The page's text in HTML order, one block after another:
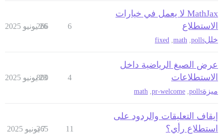
MathJax لا يعمل في خيارات
الاستطلاع
خللpolls
math
fixed
6
266
26 يونيو 2025
عرض الصيغ الرياضية داخل
الاستطلاعات
ميزةpolls
pr-welcome
math
4
800
23 يونيو 2025
إيقاف التعليقات والردود على
استطلاع رأي؟
11
365
7 يونيو 2025